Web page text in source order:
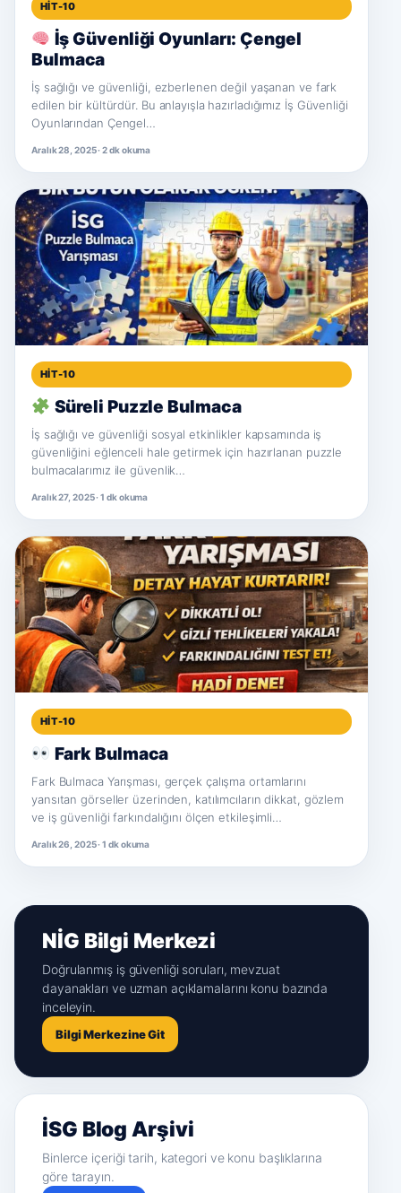
HIT-10
İş Güvenliği Oyunları: Çengel
Bulmaca
İş sağlığı ve güvenliği, ezberlenen değil yaşanan ve fark
edilen bir kültürdür. Bu anlayışla hazırladığımız İş Güvenliği
Oyunlarından Çengel…
Aralık 28, 2025 · 2 dk okuma
HIT-10
Süreli Puzzle Bulmaca
İş sağlığı ve güvenliği sosyal etkinlikler kapsamında iş
güvenliğini eğlenceli hale getirmek için hazırlanan puzzle
bulmacalarımız ile güvenlik…
Aralık 27, 2025 · 1 dk okuma
HIT-10
Fark Bulmaca
Fark Bulmaca Yarışması, gerçek çalışma ortamlarını
yansıtan görseller üzerinden, katılımcıların dikkat, gözlem
ve iş güvenliği farkındalığını ölçen etkileşimli…
Aralık 26, 2025 · 1 dk okuma
NİG Bilgi Merkezi
Doğrulanmış iş güvenliği soruları, mevzuat
dayanakları ve uzman açıklamalarını konu bazında
inceleyin.
Bilgi Merkezine Git
İSG Blog Arşivi
Binlerce içeriği tarih, kategori ve konu başlıklarına
göre tarayın.